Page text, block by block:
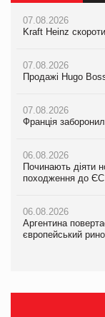
07.08.2026
Kraft Heinz
07.08.2026
Продажі Hugo
07.08.2026
Франція
06.08.2026
Починають діяти
походження до ЄС
06.08.2026
Аргентина
європейський
07.08.2026
Kraft Heinz
07.08.2026
Продажі Hugo
07.08.2026
Франція
06.08.2026
Починають діяти
походження до ЄС
06.08.2026
Аргентина
європейський
07.08.2026
Kraft Heinz
07.08.2026
Продажі Hugo
07.08.2026
Франція
06.08.2026
Починають діяти
походження до ЄС
06.08.2026
Аргентина
європейський